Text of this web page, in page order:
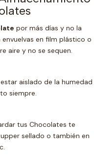
por más días y no la
en film plástico o
aire y no se sequen.
aislado de la humedad
siempre.
tus Chocolates te
upper sellado o también en